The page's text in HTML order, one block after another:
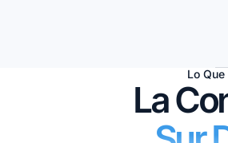
Lo
La